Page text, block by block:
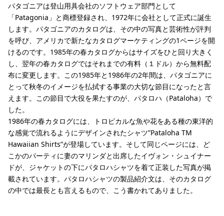
パタゴニアは登山用具会社のソフトウェア部門として
「Patagonia」と商標登録され、1972年に会社として正式に誕生
します。パタゴニアのカタログは、その中の写真と芸術性が評判
を呼び、アメリカで新たなカタログマーケティングの1ページを開
けるのです。1985年の春カタログからはサイズをひと回り大きく
し、翌年の春カタログではそれまでの有料（１ドル）から無料配
布に変更します。この1985年と1986年の2年間は、パタゴニアに
とって秋冬のイメージを払拭する事業の大切な節目になったと言
えます。この節目で大役を果たすのが、パタロハ（Pataloha）で
した。
1986年の春カタログには、トロピカルな魚や花をある種の東洋的
な感覚で流れるようにデザインされたシャツ”Pataloha TM
Hawaiian Shirts”が登場しています。そして同じページには、ど
こかのパーティに妻のマリンダと出席したイヴォン・シュイナー
ドが、ジャケットの下にパタロハシャツを着て正装した写真が掲
載されています。パタロハシャツの製品紹介文は、そのカタログ
の中では最長とも言えるもので、こう書かれてありました。